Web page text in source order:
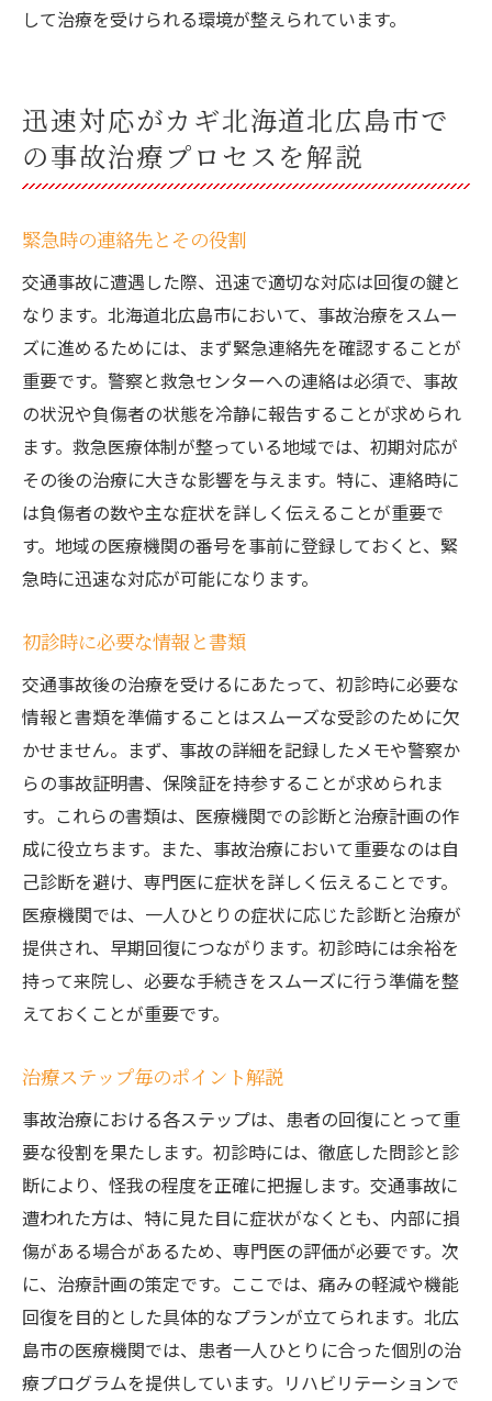
して治療を受けられる環境が整えられています。
迅速対応がカギ北海道北広島市で
の事故治療プロセスを解説
緊急時の連絡先とその役割
交通事故に遭遇した際、迅速で適切な対応は回復の鍵と
なります。北海道北広島市において、事故治療をスムー
ズに進めるためには、まず緊急連絡先を確認することが
重要です。警察と救急センターへの連絡は必須で、事故
の状況や負傷者の状態を冷静に報告することが求められ
ます。救急医療体制が整っている地域では、初期対応が
その後の治療に大きな影響を与えます。特に、連絡時に
は負傷者の数や主な症状を詳しく伝えることが重要で
す。地域の医療機関の番号を事前に登録しておくと、緊
急時に迅速な対応が可能になります。
初診時に必要な情報と書類
交通事故後の治療を受けるにあたって、初診時に必要な
情報と書類を準備することはスムーズな受診のために欠
かせません。まず、事故の詳細を記録したメモや警察か
らの事故証明書、保険証を持参することが求められま
す。これらの書類は、医療機関での診断と治療計画の作
成に役立ちます。また、事故治療において重要なのは自
己診断を避け、専門医に症状を詳しく伝えることです。
医療機関では、一人ひとりの症状に応じた診断と治療が
提供され、早期回復につながります。初診時には余裕を
持って来院し、必要な手続きをスムーズに行う準備を整
えておくことが重要です。
治療ステップ毎のポイント解説
事故治療における各ステップは、患者の回復にとって重
要な役割を果たします。初診時には、徹底した問診と診
断により、怪我の程度を正確に把握します。交通事故に
遭われた方は、特に見た目に症状がなくとも、内部に損
傷がある場合があるため、専門医の評価が必要です。次
に、治療計画の策定です。ここでは、痛みの軽減や機能
回復を目的とした具体的なプランが立てられます。北広
島市の医療機関では、患者一人ひとりに合った個別の治
療プログラムを提供しています。リハビリテーションで